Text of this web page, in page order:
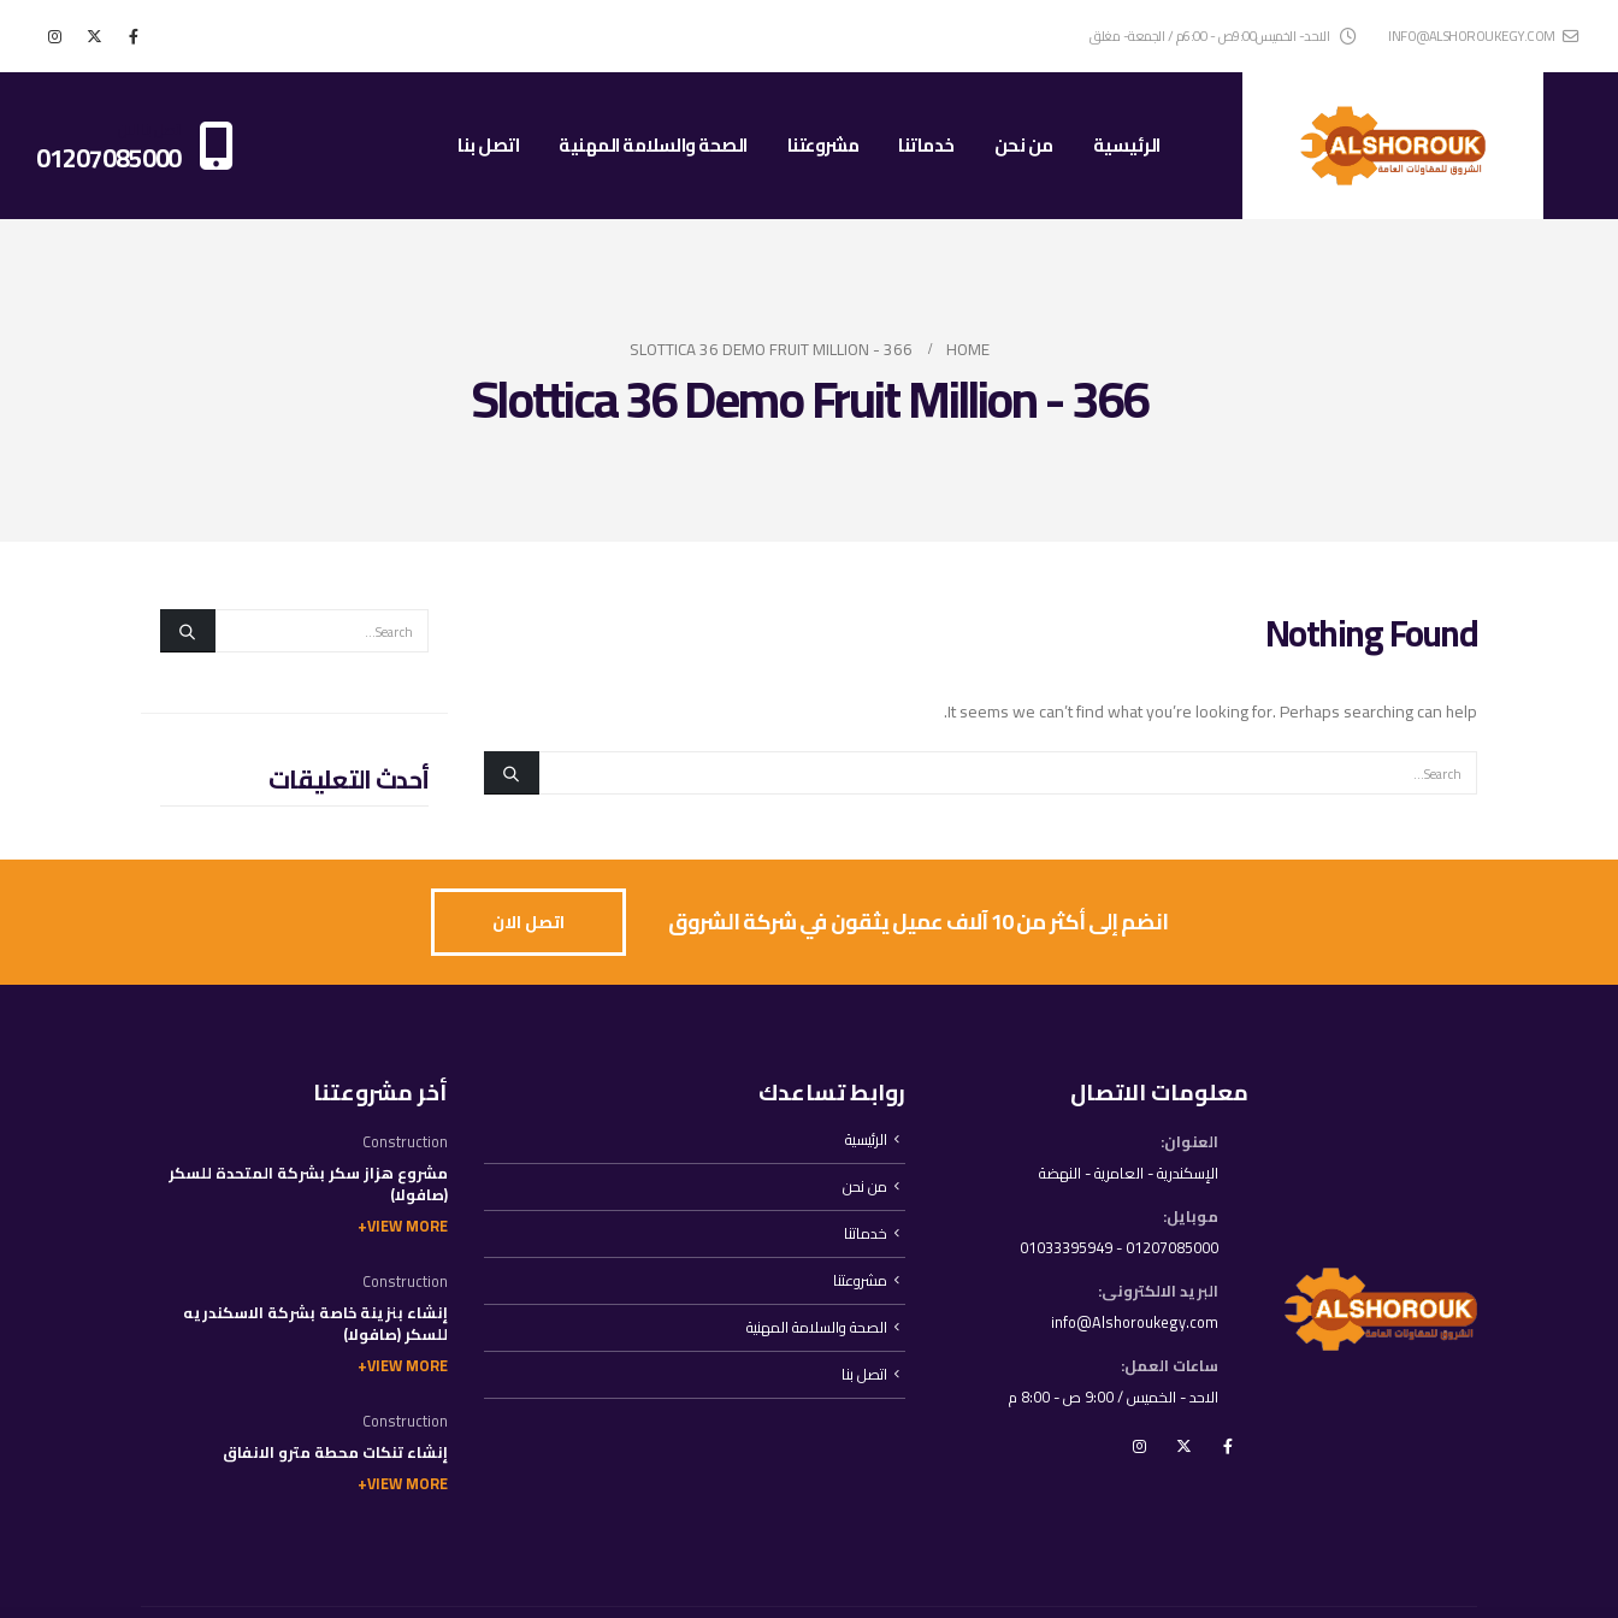
INFO@ALSHOROUKEGY.COM الاحد- الخميس9:00ص - 6:00م / الجمعة- مغلق
الرئيسية من نحن خدماتنا مشروعتنا الصحة والسلامة المهنية اتصل بنا 01207085000
HOME
SLOTTICA 36 DEMO FRUIT MILLION - 366
Slottica 36 Demo Fruit Million - 366
Nothing Found
It seems we can’t find what you’re looking for. Perhaps searching can help.
أحدث التعليقات
انضم إلى أكثر من 10 آلاف عميل يثقون في شركة الشروق اتصل الان
معلومات الاتصال
العنوان:
الإسكندرية - العامرية - النهضة
موبايل:
01207085000 - 01033395949
البريد الالكترونى:
info@Alshoroukegy.com
ساعات العمل:
الاحد - الخميس / 9:00 ص - 8:00 م
روابط تساعدك
الرئيسية
من نحن
خدماتنا
مشروعتنا
الصحة والسلامة المهنية
اتصل بنا
أخر مشروعتنا
Construction
مشروع هزاز سكر بشركة المتحدة للسكر
(صافولا)
VIEW MORE
Construction
إنشاء بنزينة خاصة بشركة الاسكندريه
للسكر (صافولا)
VIEW MORE
Construction
إنشاء تنكات محطة مترو الانفاق
VIEW MORE